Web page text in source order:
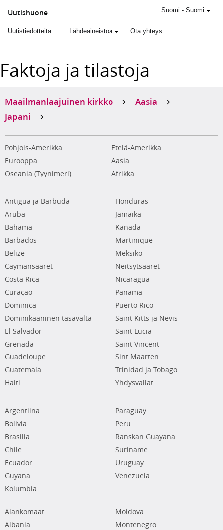
Uutishuone
Uutistiedotteita Lähdeaineistoa Ota yhteys
Suomi - Suomi
Faktoja ja tilastoja
Maailmanlaajuinen kirkko
Aasia
Japani
Pohjois-Amerikka
Etelä-Amerikka
Eurooppa
Aasia
Oseania (Tyynimeri)
Afrikka
Antigua ja Barbuda
Aruba
Bahama
Barbados
Belize
Caymansaaret
Costa Rica
Curaçao
Dominica
Dominikaaninen tasavalta
El Salvador
Grenada
Guadeloupe
Guatemala
Haiti
Honduras
Jamaika
Kanada
Martinique
Meksiko
Neitsytsaaret
Nicaragua
Panama
Puerto Rico
Saint Kitts ja Nevis
Saint Lucia
Saint Vincent
Sint Maarten
Trinidad ja Tobago
Yhdysvallat
Argentiina
Bolivia
Brasilia
Chile
Ecuador
Guyana
Kolumbia
Paraguay
Peru
Ranskan Guayana
Suriname
Uruguay
Venezuela
Alankomaat
Albania
Moldova
Montenegro